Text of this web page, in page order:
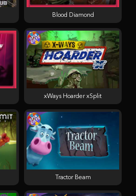
Blood Diamond
Tractor Beam
xWays Hoarder xSplit